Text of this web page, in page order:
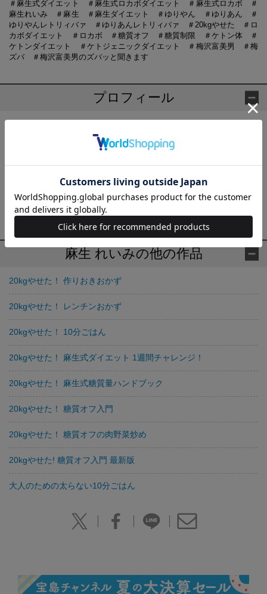
＃麻生式ダイエット ＃麻生式ロカボダイエット ＃麻生式ロカボ ＃
麻生れいみ ＃麻生 ＃麻生ダイエット ＃ゆりやん ＃ゆりあん ＃
ゆりやんレトリィバァ ＃ゆりあんレトリィバァ ＃20kgやせた ＃ロ
カボダイエット ＃ロカボ ＃糖質オフ ＃糖質制限 ＃ケトン体 ＃
ケトンダイエット ＃ケトジェニックダイエット ＃梅沢富美男 ＃梅
ズバ ＃梅沢富美男のズバッと聞きます
プロフィール
管理栄養士。料理研究家。医療栄養学修士。出版社での編集、雑
課程修了。現在は、大手企業の特定保健指導・栄養相談のほか、
病院の臨床研究において栄養療法を監修。これまでに約6000人に
ダイエットを指導。
麻生 れいみの他の作品
20kgやせた！ 作りおきおかず
20kgやせた！ レンチンおかず
20kgやせた！ 10分ごはん
20kgやせた！ 麻生式ダイエット 1週間チャレンジ！
20kgやせた！ 麻生式糖質量ハンドブック
20kgやせた！ 糖質オフ入門
20kgやせた！ 糖質オフの肉野菜炒め
20kgやせた! 糖質オフ入門 最新版
大人のための太らない10分ごはん